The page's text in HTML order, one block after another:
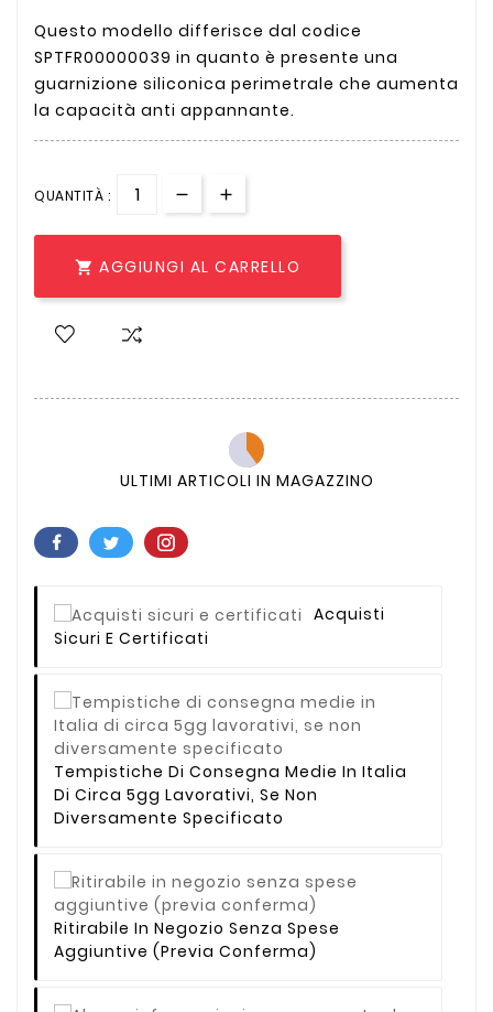
Questo modello differisce dal codice
SPTFR00000039 in quanto è presente una
guarnizione siliconica perimetrale che aumenta
la capacità anti appannante.
QUANTITÀ :
 AGGIUNGI AL CARRELLO
ULTIMI ARTICOLI IN MAGAZZINO
Acquisti
Sicuri E Certificati
Tempistiche Di Consegna Medie In Italia
Di Circa 5gg Lavorativi, Se Non
Diversamente Specificato
Ritirabile In Negozio Senza Spese
Aggiuntive (previa Conferma)